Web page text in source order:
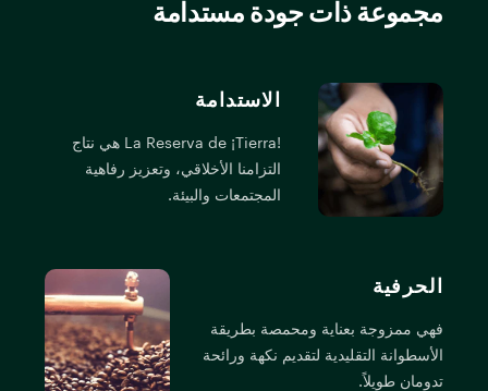
مجموعة ذات جودة مستدامة
الاستدامة
!La Reserva de ¡Tierra هي نتاج
التزامنا الأخلاقي، وتعزيز رفاهية
المجتمعات والبيئة.
الحرفية
فهي ممزوجة بعناية ومحمصة بطريقة
الأسطوانة التقليدية لتقديم نكهة ورائحة
تدومان طويلاً.